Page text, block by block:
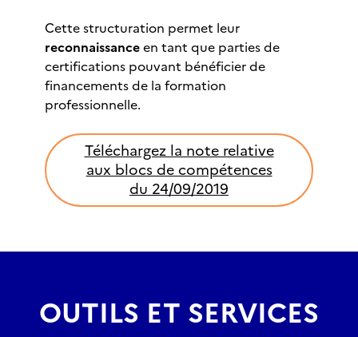
Cette structuration permet leur
reconnaissanceen tant que parties de
certifications pouvant bénéficier de
financements de la formation
professionnelle.
Téléchargez la note relative
aux blocs de compétences
du 24/09/2019
OUTILS ET SERVICES